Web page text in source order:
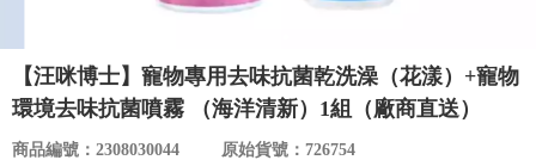
優惠活動
關於我們
【汪咪博士】寵物專用去味抗菌乾洗澡（花漾）+寵物
環境去味抗菌噴霧 （海洋清新）1組（廠商直送）
商品編號：2308030044 原始貨號：726754